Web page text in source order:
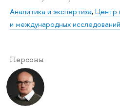
Аналитика и экспертиза,Центр
и международных
Персоны